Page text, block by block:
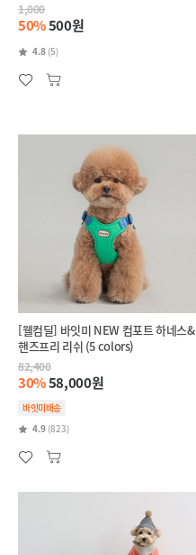
1,000
50%500원
4.8 (5)
[웰컴딜] 바잇미 NEW 컴포트 하네스&
핸즈프리 리쉬 (5 colors)
82,400
30%58,000원
바잇미배송
4.9 (823)